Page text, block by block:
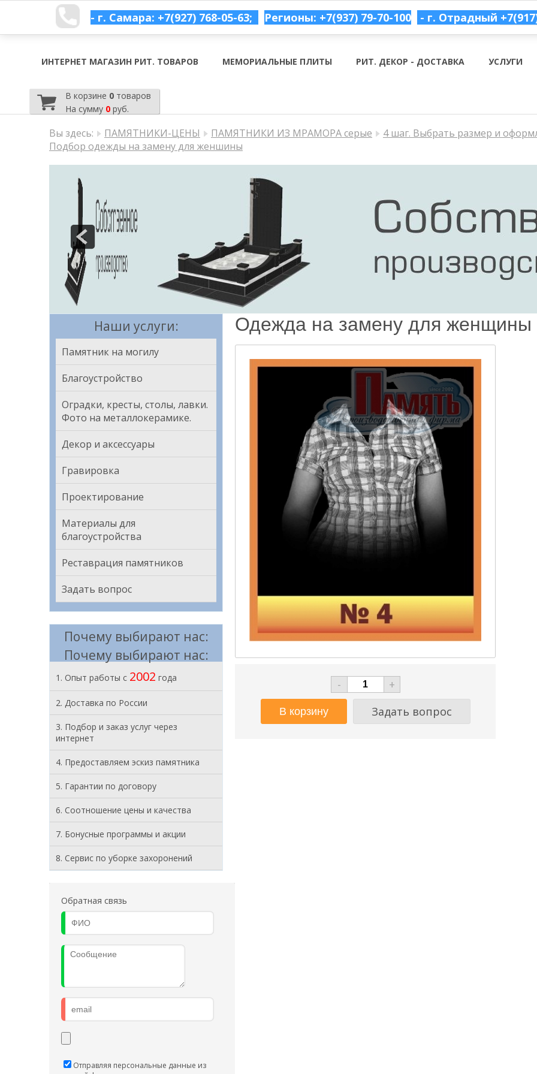
- г. Самара: +7(927) 768-05-63; Регионы: +7(937) 79-70-100 - г. Отрадный
ИНТЕРНЕТ МАГАЗИН РИТ. ТОВАРОВ МЕМОРИАЛЬНЫЕ ПЛИТЫ РИТ. ДЕКОР - ДОСТАВКА УСЛУГИ
В корзине 0товаров
На сумму 0руб.
Вы здесь: ПАМЯТНИКИ-ЦЕНЫ ПАМЯТНИКИ ИЗ МРАМОРА серые
4 шаг. Выбрать размер и
Подбор одежды на замену для женшины
Наши услуги:
Памятник на могилу
Благоустройство
Оградки, кресты, столы, лавки.
Фото на металлокерамике.
Декор и аксессуары
Гравировка
Проектирование
Материалы для
благоустройства
Реставрация памятников
Задать вопрос
Почему выбирают нас:
Почему выбирают нас:
1. Опыт работы с 2002 года
2. Доставка по России
3. Подбор и заказ услуг через
интернет
4. Предоставляем эскиз памятника
5. Гарантии по договору
6. Соотношение цены и качества
7. Бонусные программы и акции
8. Cервис по уборке захоронений
Обратная связь
Отправляя персональные данные из
Одежда на замену для
-
+
Задать вопрос